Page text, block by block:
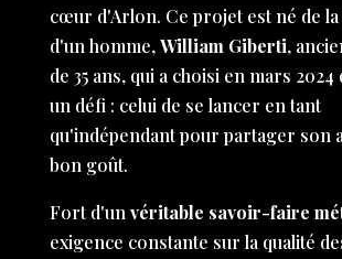
cœur d'Arlon. Ce projet est né de la
d'un homme,William Giberti,
de 35 ans, qui a choisi en mars
un défi : celui de se lancer en tant
qu'indépendant pour partager son
bon goût.
Fort d'unvéritable savoir-faire
exigence constante sur la qualité